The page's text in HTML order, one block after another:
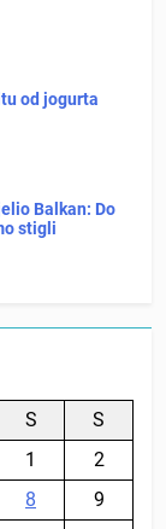
od jogurta
Balkan: Do
stigli
S
S
1
2
8
9